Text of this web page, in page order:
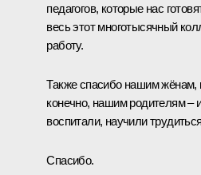
педагогов, которые нас
весь этот многотысячный
работу.
Также спасибо нашим жёнам,
конечно, нашим родителям –
воспитали, научили
Спасибо.